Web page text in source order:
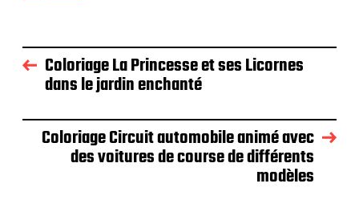
Coloriage La Princesse et ses Licornes
dans le jardin enchanté
Coloriage Circuit automobile animé avec
des voitures de course de différents
modèles